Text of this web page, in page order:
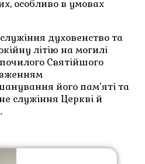
особливо в умовах
духовенство та
літію на могилі
Святійшого
його пам’яті та
служіння Церкві й